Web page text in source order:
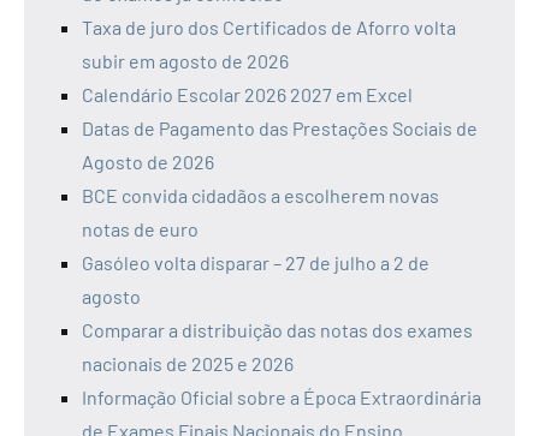
Taxa de juro dos Certificados de Aforro volta
subir em agosto de 2026
Calendário Escolar 2026 2027 em Excel
Datas de Pagamento das Prestações Sociais de
Agosto de 2026
BCE convida cidadãos a escolherem novas
notas de euro
Gasóleo volta disparar – 27 de julho a 2 de
agosto
Comparar a distribuição das notas dos exames
nacionais de 2025 e 2026
Informação Oficial sobre a Época Extraordinária
de Exames Finais Nacionais do Ensino